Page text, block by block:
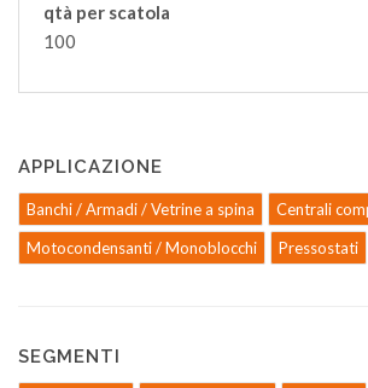
qtà per scatola
100
APPLICAZIONE
Banchi / Armadi / Vetrine a spina
Centrali
Motocondensanti / Monoblocchi
Pressostati
SEGMENTI